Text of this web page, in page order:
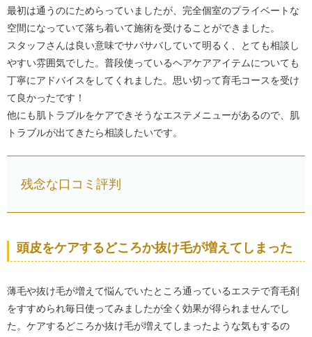
最初は通うのにためらっていましたが、完全個室のプライベートな
空間になっていて落ち着いて施術を受けることができました。
スタッフさんは良い意味でサバサバしていて明るく、とても相談し
やすい雰囲気でした。普段使っているヘアケアアイテムについても
丁寧にアドバイスをしてくれました。思い切って育毛コースを受け
て良かったです！
他にも肌トラブルをケアできそうなエステメニューがあるので、肌
トラブルが出てきたら相談したいです。
残念な口コミ評判
頭皮をケアするどころか抜け毛が増えてしまった
薄毛や抜け毛が増えて悩んでいたところ通っているエステで育毛剤
をすすめられ毎日使ってみましたが全く効果が得られませんでし
た。ケアするどころか抜け毛が増えてしまったような気もするの